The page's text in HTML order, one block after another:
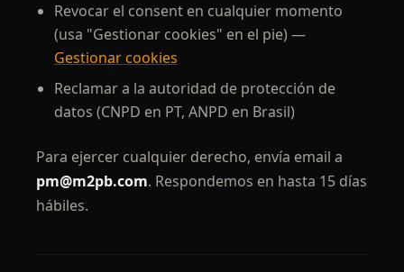
Revocar el consent en cualquier momento
(usa "Gestionar cookies" en el pie) —
Gestionar cookies
Reclamar a la autoridad de protección de
datos (CNPD en PT, ANPD en Brasil)
Para ejercer cualquier derecho, envía email a
pm@m2pb.com. Respondemos en hasta 15 días
hábiles.